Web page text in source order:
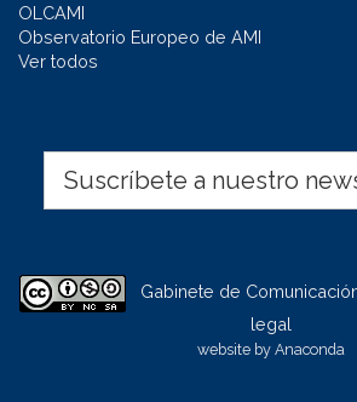
OLCAMI
Observatorio Europeo de AMI
Ver todos
Suscríbete a nuestro
Gabinete de
legal
website by Anaconda